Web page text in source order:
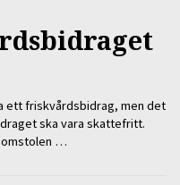
ett friskvårdsbidrag, men det
ska vara skattefritt.
…